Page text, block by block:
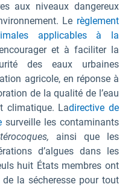
aux niveaux dangereux
Le règlement
applicables à la
et à faciliter la
des eaux urbaines
agricole, en réponse à
de la qualité de l’eau
climatique. Ladirective de
surveille les contaminants
ainsi que les
d’algues dans les
huit États membres ont
la sécheresse pour tout